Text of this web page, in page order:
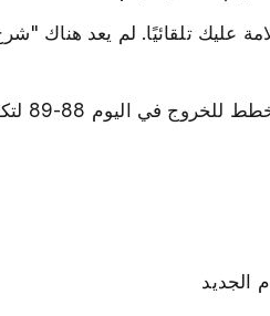
عليك تلقائيًا. لم يعد هناك
الجديد